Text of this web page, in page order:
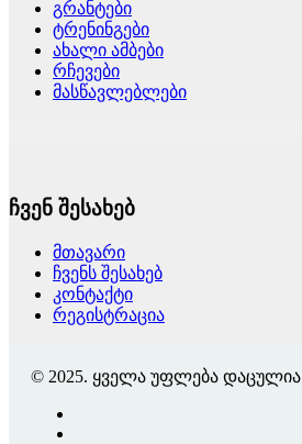
გრანტები
ტრენინგები
ახალი ამბები
რჩევები
მასწავლებლები
ჩვენ შესახებ
მთავარი
ჩვენს შესახებ
კონტაქტი
რეგისტრაცია
© 2025. ყველა უფლება დაცულია